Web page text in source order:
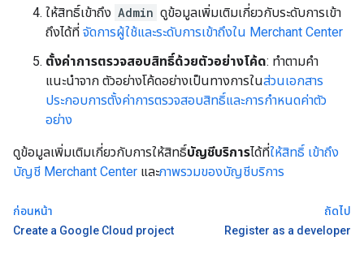
ให้สิทธิ์เข้าถึง Admin ดูข้อมูลเพิ่มเติมเกี่ยวกับระดับการเข้า
ถึงได้ที่ จัดการผู้ใช้และระดับการเข้าถึงใน Merchant Center
ตั้งค่าการตรวจสอบสิทธิ์ด้วยตัวอย่างโค้ด: ทำตามคำ
แนะนำจาก ตัวอย่างโค้ดอย่างเป็นทางการในส่วนเอกสาร
ประกอบการตั้งค่าการตรวจสอบสิทธิ์และการกำหนดค่าตัว
อย่าง
ดูข้อมูลเพิ่มเติมเกี่ยวกับการให้สิทธิ์บัญชีบริการได้ที่ให้สิทธิ์ เข้าถึง
บัญชี Merchant Center และภาพรวมของบัญชีบริการ
ก่อนหน้า
Create a Google Cloud project
ถัดไป
Register as a developer